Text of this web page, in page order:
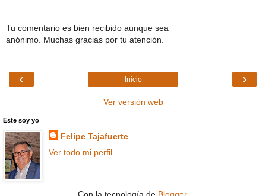
Tu comentario es bien recibido aunque sea
anónimo. Muchas gracias por tu atención.
‹ ›
Inicio
Ver versión web
Este soy yo
Felipe Tajafuerte
Ver todo mi perfil